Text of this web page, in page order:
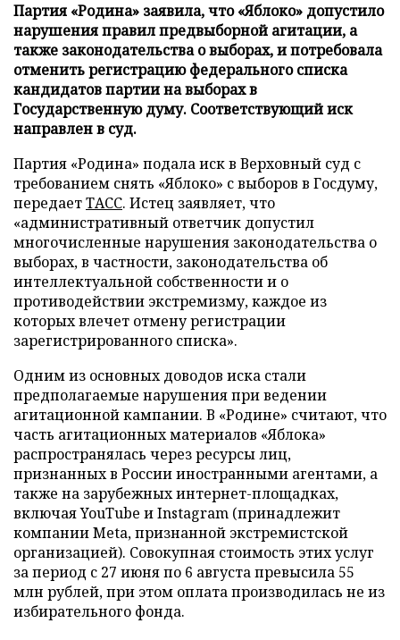
Партия «Родина» заявила, что «Яблоко» допустило
нарушения правил предвыборной агитации, а
также законодательства о выборах, и потребовала
отменить регистрацию федерального списка
кандидатов партии на выборах в
Государственную думу. Соответствующий иск
направлен в суд.
Партия «Родина» подала иск в Верховный суд с
требованием снять «Яблоко» с выборов в Госдуму,
передаетТАСС. Истец заявляет, что
«административный ответчик допустил
многочисленные нарушения законодательства о
выборах, в частности, законодательства об
интеллектуальной собственности и о
противодействии экстремизму, каждое из
которых влечет отмену регистрации
зарегистрированного списка».
Одним из основных доводов иска стали
предполагаемые нарушения при ведении
агитационной кампании. В «Родине» считают, что
часть агитационных материалов «Яблока»
распространялась через ресурсы лиц,
признанных в России иностранными агентами, а
также на зарубежных интернет-площадках,
включая YouTube и Instagram (принадлежит
компании Meta, признанной экстремистской
организацией). Совокупная стоимость этих услуг
за период с 27 июня по 6 августа превысила 55
млн рублей, при этом оплата производилась не из
избирательного фонда.